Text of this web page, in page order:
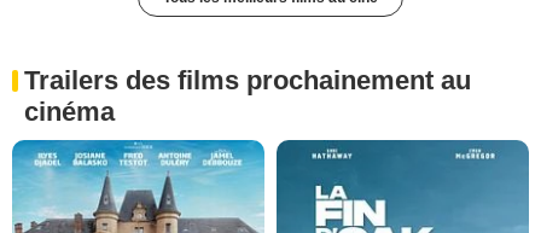
Trailers des films prochainement au
cinéma